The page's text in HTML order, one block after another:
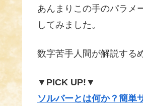
あんまりこの手のパラメ
してみました。
数字苦手人間が解説する
▼PICK UP!▼
ソルバーとは何か？簡単